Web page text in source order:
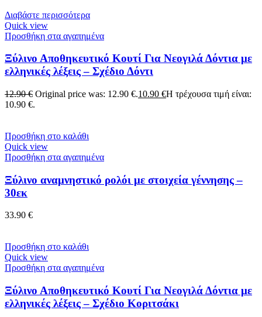
Διαβάστε περισσότερα
Quick view
Προσθήκη στα αγαπημένα
Ξύλινο Αποθηκευτικό Κουτί Για Νεογιλά Δόντια με
ελληνικές λέξεις – Σχέδιο Δόντι
12.90€ Original price was: 12.90 €.10.90 €Η τρέχουσα τιμή είναι:
10.90 €.
Προσθήκη στο καλάθι
Quick view
Προσθήκη στα αγαπημένα
Ξύλινο αναμνηστικό ρολόι με στοιχεία γέννησης –
30εκ
33.90 €
Προσθήκη στο καλάθι
Quick view
Προσθήκη στα αγαπημένα
Ξύλινο Αποθηκευτικό Κουτί Για Νεογιλά Δόντια με
ελληνικές λέξεις – Σχέδιο Κοριτσάκι